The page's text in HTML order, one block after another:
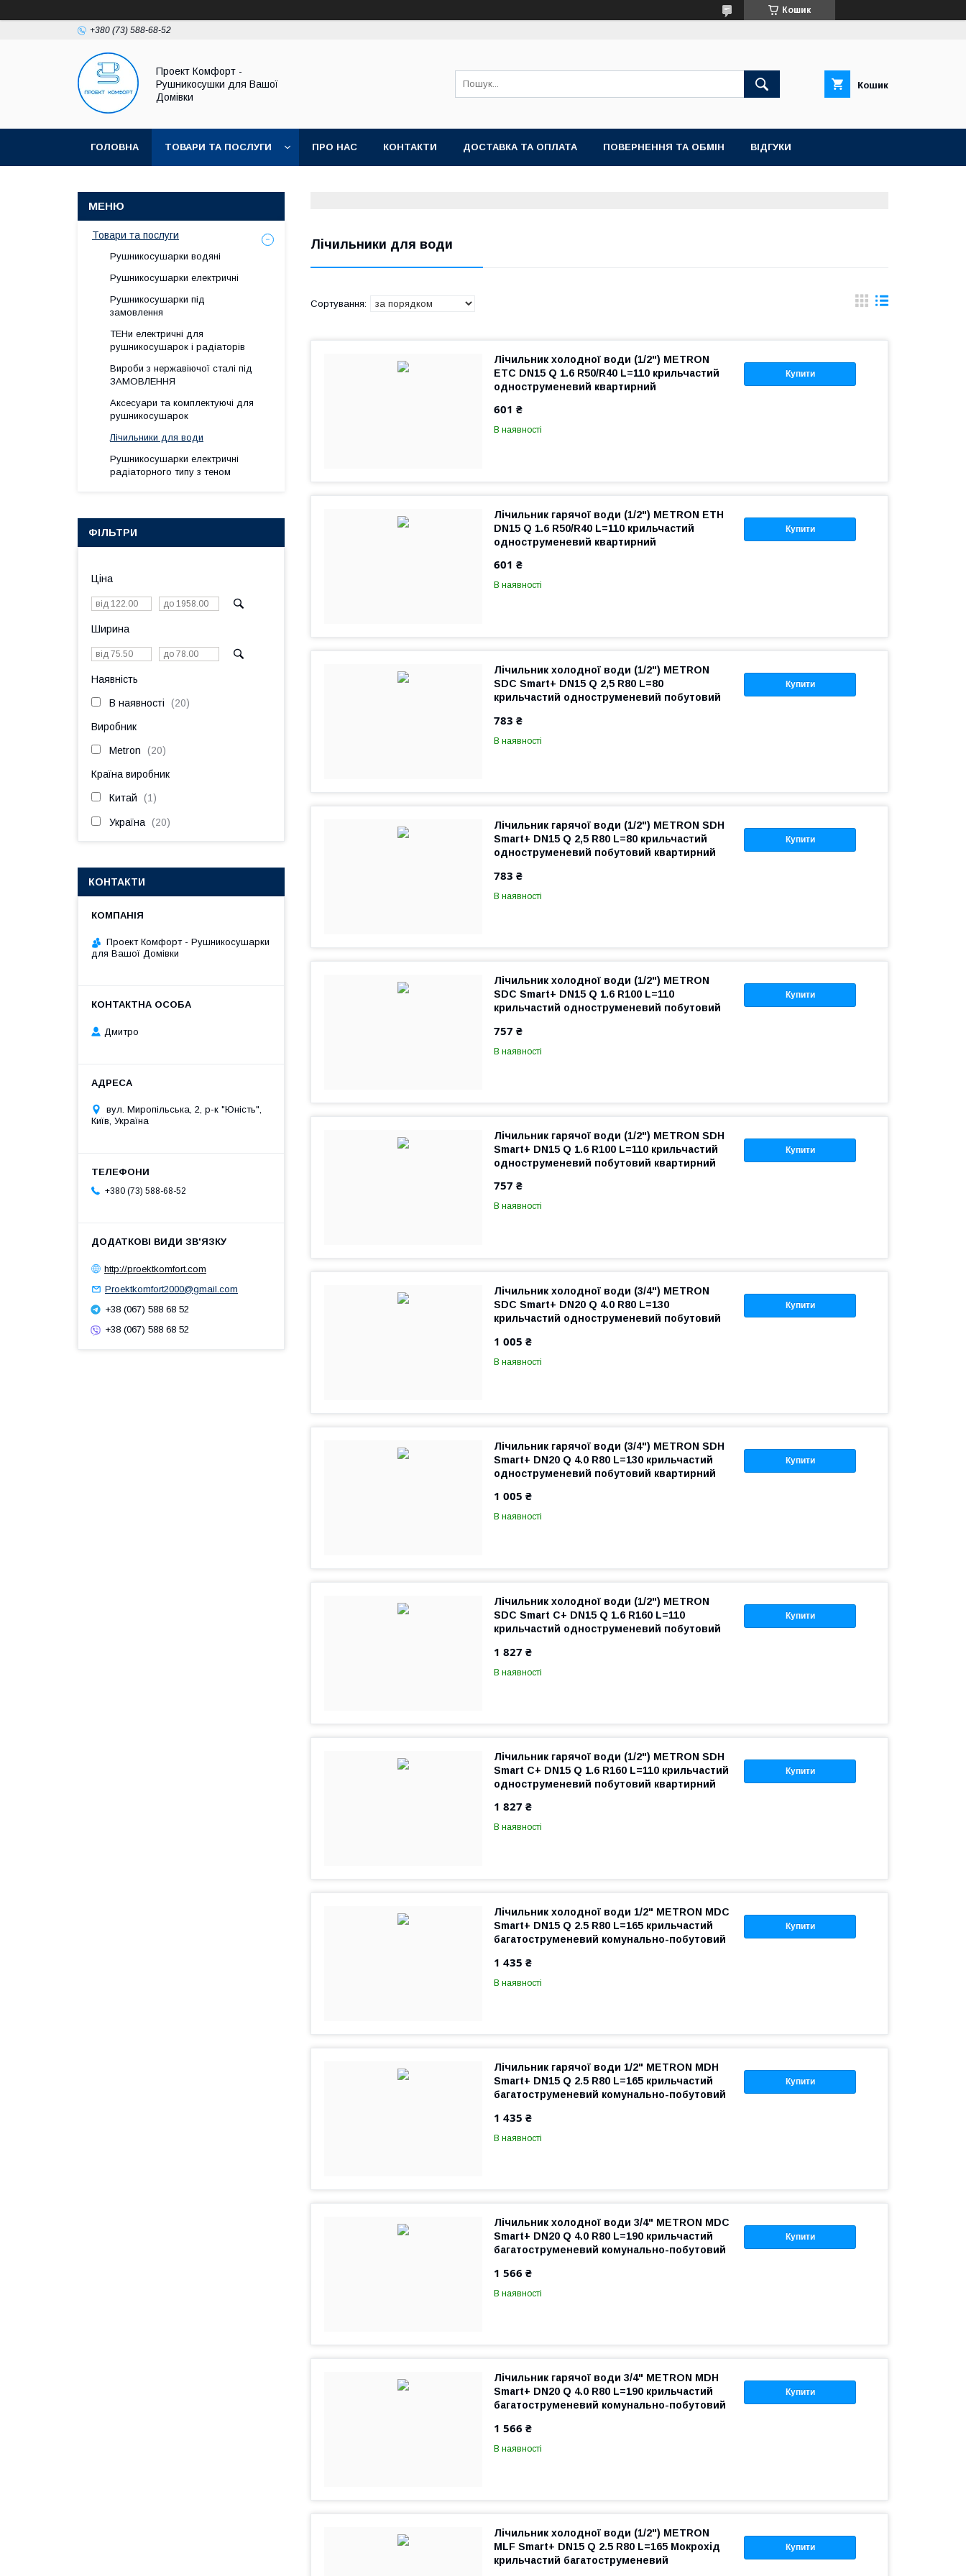
Кошик
+380 (73) 588-68-52
Проект Комфорт -
Рушникосушки для Вашої
Домівки
Кошик
ГОЛОВНА ТОВАРИ ТА ПОСЛУГИ ПРО НАС КОНТАКТИ ДОСТАВКА ТА ОПЛАТА ПОВЕРНЕННЯ ТА ОБМІН ВІДГУКИ
Лічильники для води
Купити
Лічильник холодної води (1/2") METRON
ETC DN15 Q 1.6 R50/R40 L=110 крильчастий
одноструменевий квартирний
601 ₴
В наявності
Купити
Лічильник гарячої води (1/2") METRON ETH
DN15 Q 1.6 R50/R40 L=110 крильчастий
одноструменевий квартирний
601 ₴
В наявності
Купити
Лічильник холодної води (1/2") METRON
SDC Smart+ DN15 Q 2,5 R80 L=80
крильчастий одноструменевий побутовий
783 ₴
В наявності
Купити
Лічильник гарячої води (1/2") METRON SDH
Smart+ DN15 Q 2,5 R80 L=80 крильчастий
одноструменевий побутовий квартирний
783 ₴
В наявності
Купити
Лічильник холодної води (1/2") METRON
SDC Smart+ DN15 Q 1.6 R100 L=110
крильчастий одноструменевий побутовий
757 ₴
В наявності
Купити
Лічильник гарячої води (1/2") METRON SDH
Smart+ DN15 Q 1.6 R100 L=110 крильчастий
одноструменевий побутовий квартирний
757 ₴
В наявності
Купити
Лічильник холодної води (3/4") METRON
SDC Smart+ DN20 Q 4.0 R80 L=130
крильчастий одноструменевий побутовий
1 005 ₴
В наявності
Купити
Лічильник гарячої води (3/4") METRON SDH
Smart+ DN20 Q 4.0 R80 L=130 крильчастий
одноструменевий побутовий квартирний
1 005 ₴
В наявності
Купити
Лічильник холодної води (1/2") METRON
SDC Smart C+ DN15 Q 1.6 R160 L=110
крильчастий одноструменевий побутовий
1 827 ₴
В наявності
Купити
Лічильник гарячої води (1/2") METRON SDH
Smart C+ DN15 Q 1.6 R160 L=110 крильчастий
одноструменевий побутовий квартирний
1 827 ₴
В наявності
Купити
Лічильник холодної води 1/2" METRON MDC
Smart+ DN15 Q 2.5 R80 L=165 крильчастий
багатоструменевий комунально-побутовий
1 435 ₴
В наявності
Купити
Лічильник гарячої води 1/2" METRON MDH
Smart+ DN15 Q 2.5 R80 L=165 крильчастий
багатоструменевий комунально-побутовий
1 435 ₴
В наявності
Купити
Лічильник холодної води 3/4" METRON MDC
Smart+ DN20 Q 4.0 R80 L=190 крильчастий
багатоструменевий комунально-побутовий
1 566 ₴
В наявності
Купити
Лічильник гарячої води 3/4" METRON MDH
Smart+ DN20 Q 4.0 R80 L=190 крильчастий
багатоструменевий комунально-побутовий
1 566 ₴
В наявності
Купити
Лічильник холодної води (1/2") METRON
MLF Smart+ DN15 Q 2.5 R80 L=165 Мокрохід
крильчастий багатоструменевий
Товари та послуги
Рушникосушарки водяні
Рушникосушарки електричні
Рушникосушарки під
замовлення
ТЕНи електричні для
рушникосушарок і радіаторів
Вироби з нержавіючої сталі під
ЗАМОВЛЕННЯ
Аксесуари та комплектуючі для
рушникосушарок
Лічильники для води
Рушникосушарки електричні
радіаторного типу з теном
ФІЛЬТРИ
Ціна
Ширина
Наявність
В наявності 20
Виробник
Metron 20
Країна виробник
Китай 1
Україна 20
КОНТАКТИ
Проект Комфорт - Рушникосушарки
для Вашої Домівки
Дмитро
вул. Миропільська, 2, р-к "Юність",
Київ, Україна
+380 (73) 588-68-52
http://proektkomfort.com
Proektkomfort2000@gmail.com
+38 (067) 588 68 52
+38 (067) 588 68 52